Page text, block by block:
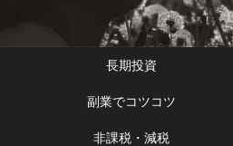
長期投資
副業でコツコツ
非課税・減税